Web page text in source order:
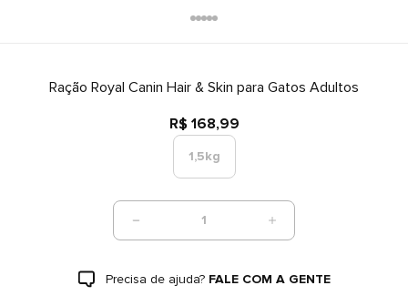
Ração Royal Canin Hair & Skin para Gatos Adultos
R$ 168,99
1,5kg
1
Precisa de ajuda? FALE COM A GENTE